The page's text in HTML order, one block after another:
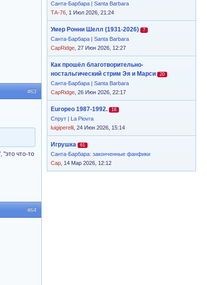
Санта-Барбара | Santa Barbara
ТА-76 , 1 Июл 2026, 21:24
Умер Ронни Шелл (1931-2026) 7
Санта-Барбара | Santa Barbara
CapRidge , 27 Июн 2026, 12:27
Как прошёл благотворительно-
ностальгический стрим Эя и Марси
20
Санта-Барбара | Santa Barbara
CapRidge , 26 Июн 2026, 22:17
Europeo 1987-1992. 16
Спрут | La Piovra
luigiperelli , 24 Июн 2026, 15:14
Игрушка 61
Санта-Барбара: законченные фанфики
Cap , 14 Мар 2026, 12:12
#63
"это что-то
#64